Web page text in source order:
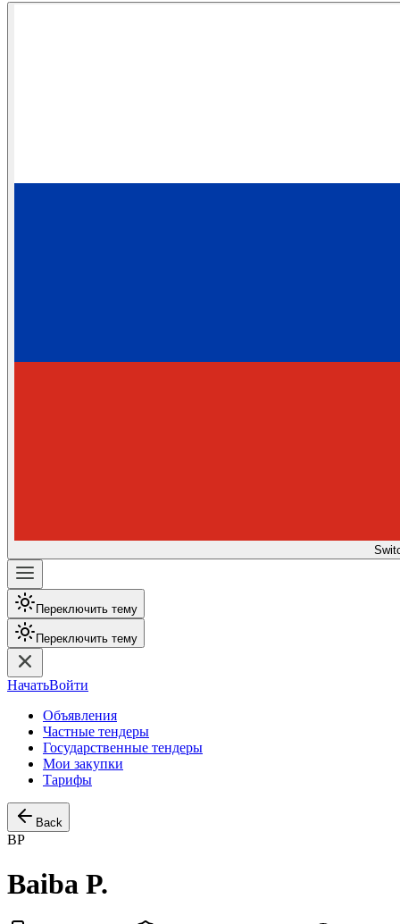
Переключить тему
Переключить тему
НачатьВойти
Объявления
Частные тендеры
Государственные тендеры
Мои закупки
Тарифы
Back
BP
Baiba P.